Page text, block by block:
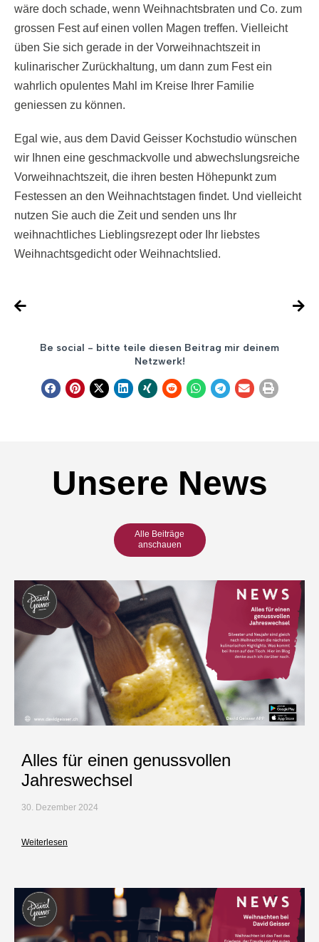
wäre doch schade, wenn Weihnachtsbraten und Co. zum
grossen Fest auf einen vollen Magen treffen. Vielleicht
üben Sie sich gerade in der Vorweihnachtszeit in
kulinarischer Zurückhaltung, um dann zum Fest ein
wahrlich opulentes Mahl im Kreise Ihrer Familie
geniessen zu können.
Egal wie, aus dem David Geisser Kochstudio wünschen
wir Ihnen eine geschmackvolle und abwechslungsreiche
Vorweihnachtszeit, die ihren besten Höhepunkt zum
Festessen an den Weihnachtstagen findet. Und vielleicht
nutzen Sie auch die Zeit und senden uns Ihr
weihnachtliches Lieblingsrezept oder Ihr liebstes
Weihnachtsgedicht oder Weihnachtslied.
Be social - bitte teile diesen Beitrag mir deinem
Netzwerk!
Unsere News
Alle Beiträge
anschauen
Alles für einen genussvollen
Jahreswechsel
30. Dezember 2024
Weiterlesen